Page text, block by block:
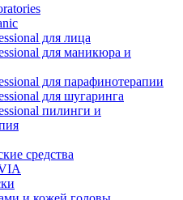
для лица
для маникюра и
для парафинотерапии
для шугаринга
пилинги и
средства